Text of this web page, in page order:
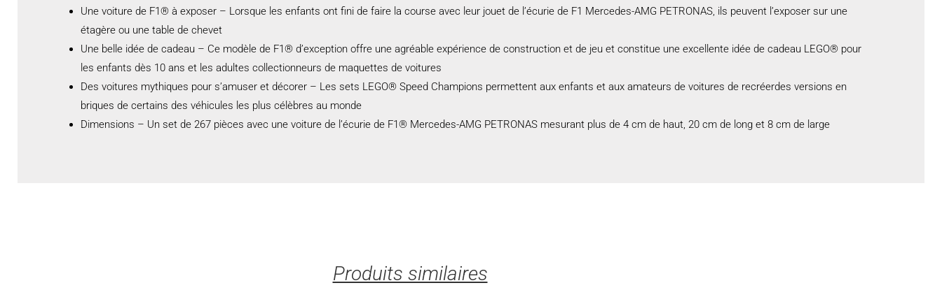
Une voiture de F1® à exposer – Lorsque les enfants ont fini de faire la course avec leur jouet de l’écurie de F1 Mercedes-AMG PETRONAS, ils peuvent l’exposer sur une
étagère ou une table de chevet
Une belle idée de cadeau – Ce modèle de F1® d’exception offre une agréable expérience de construction et de jeu et constitue une excellente idée de cadeau LEGO® pour
les enfants dès 10 ans et les adultes collectionneurs de maquettes de voitures
Des voitures mythiques pour s’amuser et décorer – Les sets LEGO® Speed Champions permettent aux enfants et aux amateurs de voitures de recréerdes versions en
briques de certains des véhicules les plus célèbres au monde
Dimensions – Un set de 267 pièces avec une voiture de l’écurie de F1® Mercedes-AMG PETRONAS mesurant plus de 4 cm de haut, 20 cm de long et 8 cm de large
Produits similaires